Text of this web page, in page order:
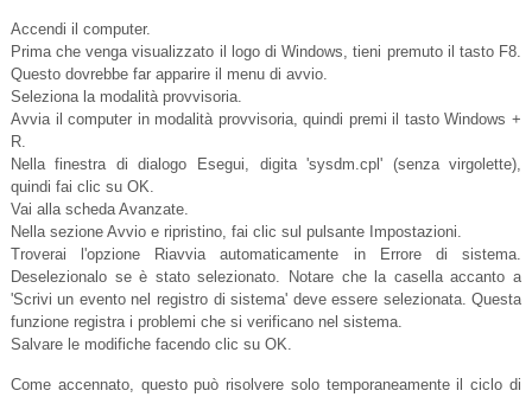
Accendi il computer.
Prima che venga visualizzato il logo di Windows, tieni premuto il tasto F8.
Questo dovrebbe far apparire il menu di avvio.
Seleziona la modalità provvisoria.
Avvia il computer in modalità provvisoria, quindi premi il tasto Windows +
R.
Nella finestra di dialogo Esegui, digita 'sysdm.cpl' (senza virgolette),
quindi fai clic su OK.
Vai alla scheda Avanzate.
Nella sezione Avvio e ripristino, fai clic sul pulsante Impostazioni.
Troverai l'opzione Riavvia automaticamente in Errore di sistema.
Deselezionalo se è stato selezionato. Notare che la casella accanto a
'Scrivi un evento nel registro di sistema' deve essere selezionata. Questa
funzione registra i problemi che si verificano nel sistema.
Salvare le modifiche facendo clic su OK.
Come accennato, questo può risolvere solo temporaneamente il ciclo di